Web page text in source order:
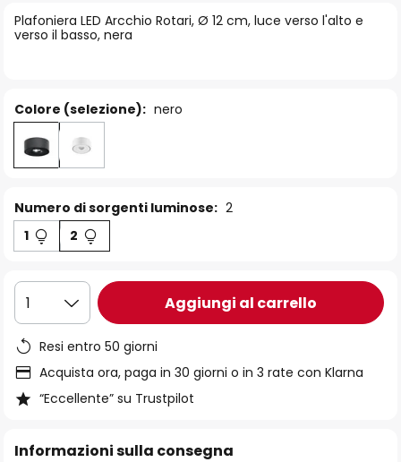
immagini
Plafoniera LED Arcchio Rotari, Ø 12 cm, luce verso l'alto e
verso il basso, nera
Colore (selezione): nero
Numero di sorgenti luminose: 2
1
2
1 Aggiungi al carrello
Resi entro 50 giorni
Acquista ora, paga in 30 giorni o in 3 rate con Klarna
“Eccellente” su Trustpilot
Informazioni sulla consegna